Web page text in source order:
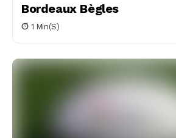
Bordeaux Bègles
1 Min(s)